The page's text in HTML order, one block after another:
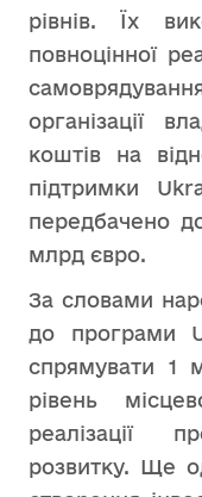
рівнів. Їх
повноцінної
організації
коштів на
підтримки
передбачено
млрд євро.
За словами
до програми
спрямувати 1
рівень
реалізації
розвитку. Ще